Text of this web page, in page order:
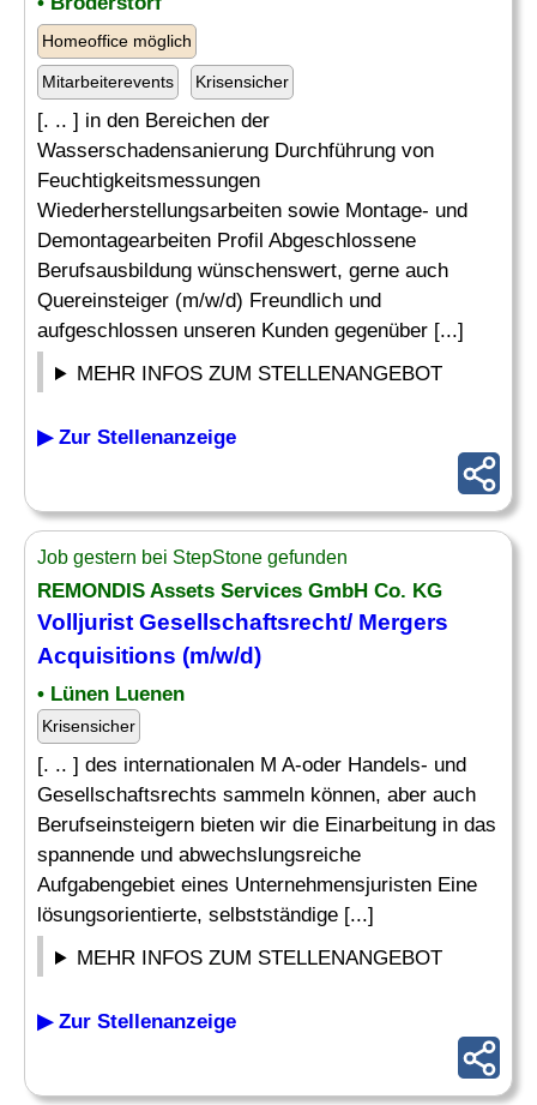
Homeoffice möglich
Mitarbeiterevents Krisensicher
[. .. ] in den Bereichen der
Wasserschadensanierung Durchführung von
Feuchtigkeitsmessungen
Wiederherstellungsarbeiten sowie Montage- und
Demontagearbeiten Profil Abgeschlossene
Berufsausbildung wünschenswert, gerne auch
Quereinsteiger (m/w/d) Freundlich und
aufgeschlossen unseren Kunden gegenüber [...]
MEHR INFOS ZUM STELLENANGEBOT
▶ Zur Stellenanzeige
Job gestern bei StepStone gefunden
REMONDIS Assets Services GmbH Co. KG
Volljurist Gesellschaftsrecht/ Mergers
Acquisitions (m/w/d)
• Lünen Luenen
Krisensicher
[. .. ] des internationalen M A-oder Handels- und
Gesellschaftsrechts sammeln können, aber auch
Berufseinsteigern bieten wir die Einarbeitung in das
spannende und abwechslungsreiche
Aufgabengebiet eines Unternehmensjuristen Eine
lösungsorientierte, selbstständige [...]
MEHR INFOS ZUM STELLENANGEBOT
▶ Zur Stellenanzeige